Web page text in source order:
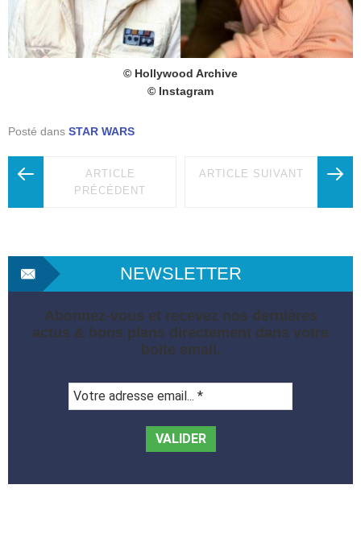
© Hollywood Archive
© Instagram
Posté dans STAR WARS
ARTICLE
PRÉCÉDENT
ARTICLE SUIVANT
NEWSLETTER
Abonnez-vous et recevez nos dernières
actus & bons plans directement dans votre
boite email.
adresse